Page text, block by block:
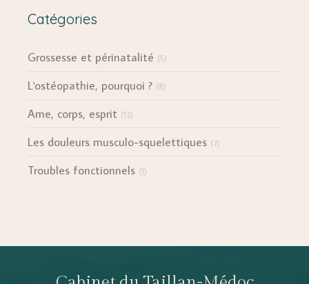
Catégories
Grossesse et périnatalité (5)
L'ostéopathie, pourquoi ? (8)
Ame, corps, esprit (13)
Les douleurs musculo-squelettiques (7)
Troubles fonctionnels (1)